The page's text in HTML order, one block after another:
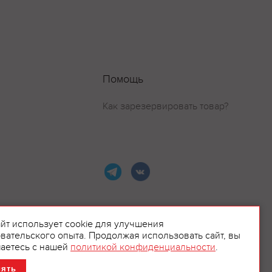
Помощь
Как зарезервировать товар?
использует cookie для улучшения
опыта. Продолжая использовать сайт, вы
с нашей политикой конфиденциальности.